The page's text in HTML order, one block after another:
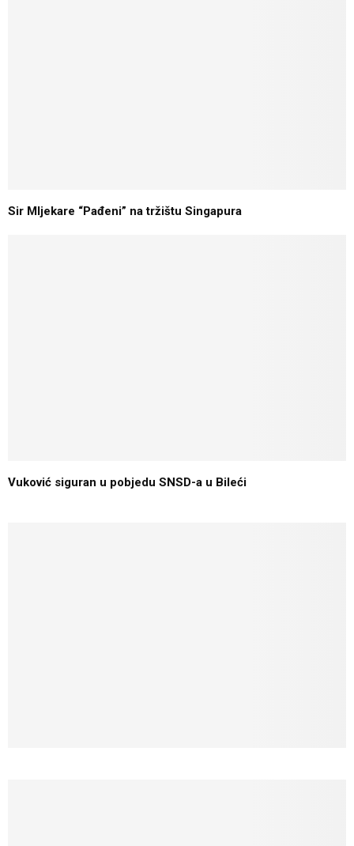
Sir Mljekare “Pađeni” na tržištu Singapura
Vuković siguran u pobjedu SNSD-a u Bileći